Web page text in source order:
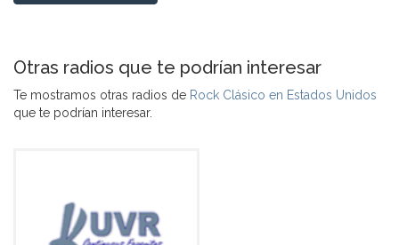
Otras radios que te podrían interesar
Te mostramos otras radios de Rock Clásico en Estados Unidos
que te podrían interesar.